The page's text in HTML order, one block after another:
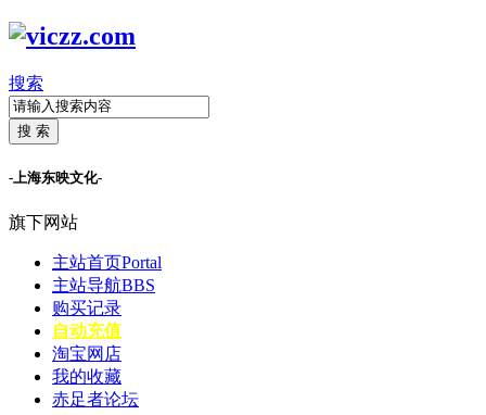
搜索
搜 索
-上海东映文化-
旗下网站
主站首页Portal
主站导航BBS
购买记录
自动充值
淘宝网店
我的收藏
赤足者论坛